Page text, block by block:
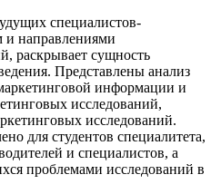
специалистов-
и направлениями
раскрывает сущность
Представлены анализ
информации и
исследований,
исследований.
для студентов специалитета,
и специалистов, а
проблемами исследований в